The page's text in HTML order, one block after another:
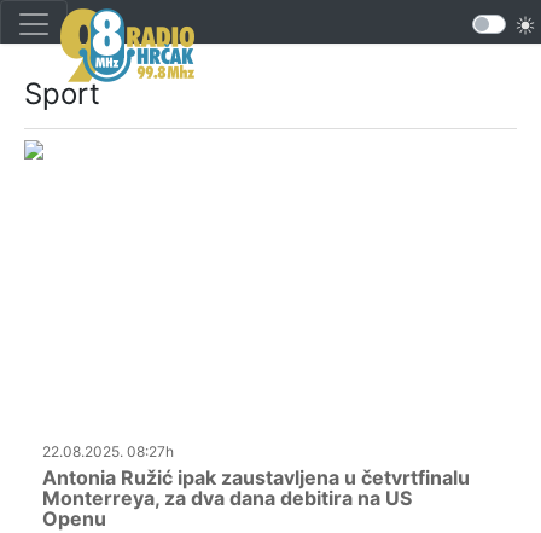
Sport
22.08.2025. 08:27h
Antonia Ružić ipak zaustavljena u četvrtfinalu
Monterreya, za dva dana debitira na US
Openu